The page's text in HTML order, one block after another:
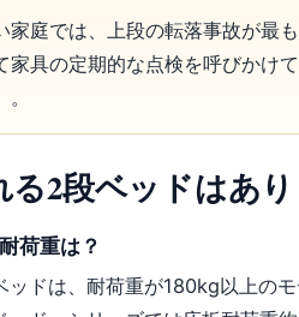
家庭では、上段の転落事故が最
家具の定期的な点検を呼びかけ
る2段ベッドはあ
荷重は？
ッドは、耐荷重が180kg以上の